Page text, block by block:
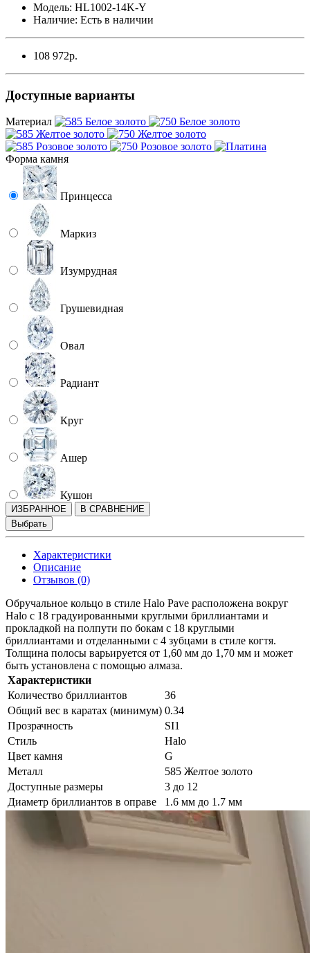
Модель: HL1002-14K-Y
Наличие: Есть в наличии
108 972р.
Доступные варианты
Материал
Форма камня
Принцесса
Маркиз
Изумрудная
Грушевидная
Овал
Радиант
Круг
Ашер
Кушон
ИЗБРАННОЕ
В СРАВНЕНИЕ
Выбрать
Характеристики
Описание
Отзывов (0)
Обручальное кольцо в стиле Halo Pave расположена вокруг
Halo с 18 градуированными круглыми бриллиантами и
прокладкой на полпути по бокам с 18 круглыми
бриллиантами и отделанными с 4 зубцами в стиле когтя.
Толщина полосы варьируется от 1,60 мм до 1,70 мм и может
быть установлена ​​с помощью алмаза.
Характеристики
Количество бриллиантов
36
Общий вес в каратах (минимум) 0.34
Прозрачность
SI1
Стиль
Halo
Цвет камня
G
Металл
585 Желтое золото
Доступные размеры
3 до 12
Диаметр бриллиантов в оправе
1.6 мм до 1.7 мм